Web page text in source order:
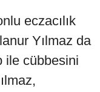
eczacılık
Yılmaz da
ile cübbesini